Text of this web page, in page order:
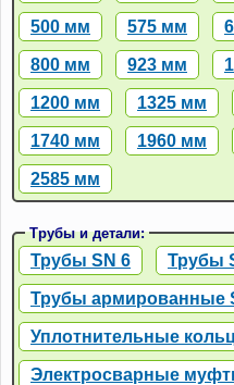
500 мм 575 мм
800 мм 923 мм
1200 мм 1325 мм
1740 мм 1960 мм
2585 мм
Трубы и детали:
Трубы SN 6 Трубы
Трубы армированные
Уплотнительные
Электросварные